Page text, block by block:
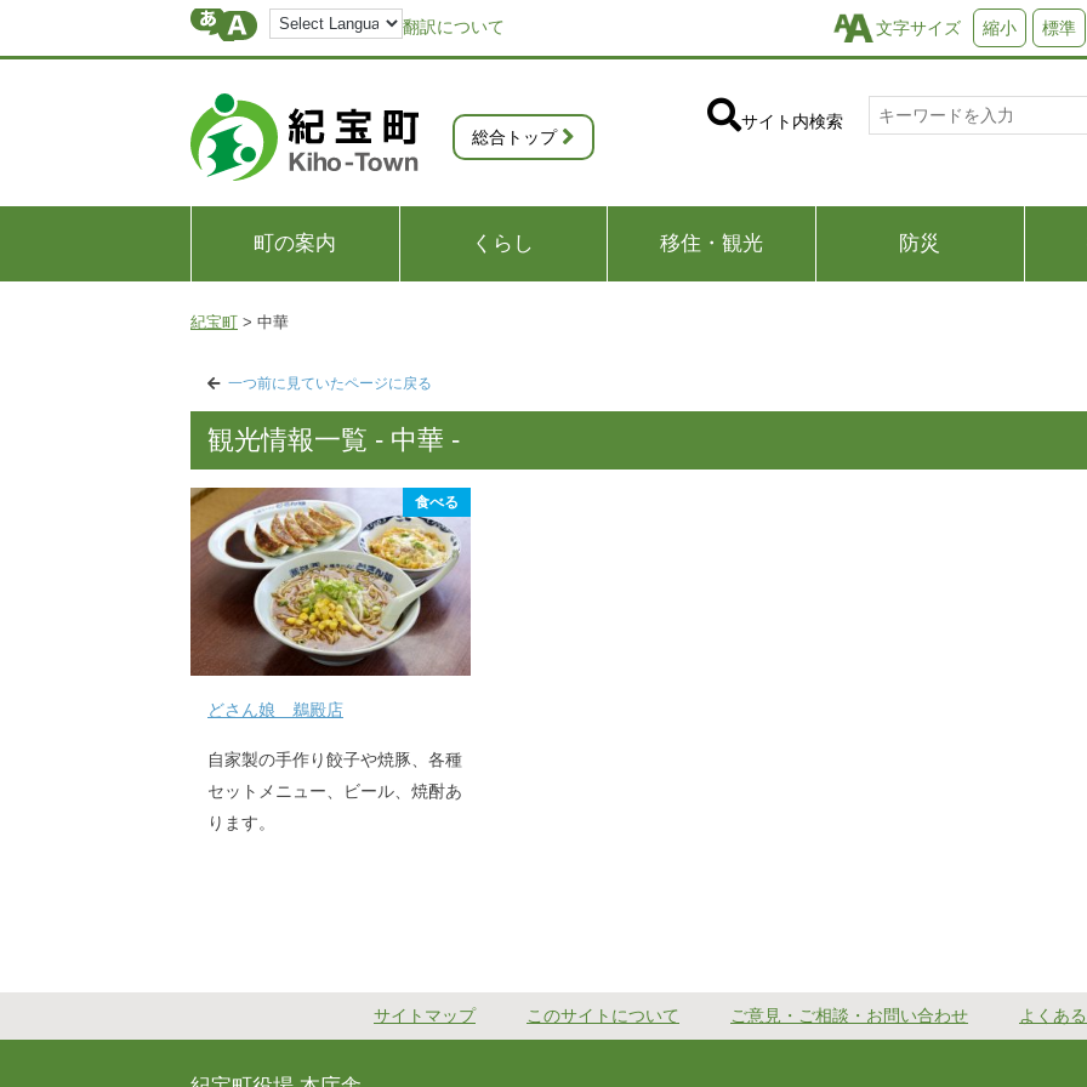
翻訳について 文字サイズ 縮小 標準
総合トップ
サイト内検索
町の案内 くらし 移住・観光 防災
紀宝町 > 中華
一つ前に見ていたページに戻る
観光情報一覧 - 中華 -
食べる
どさん娘 鵜殿店
自家製の手作り餃子や焼豚、各種
セットメニュー、ビール、焼酎あ
ります。
サイトマップ このサイトについて ご意見・ご相談・お問い合わせ よくあ